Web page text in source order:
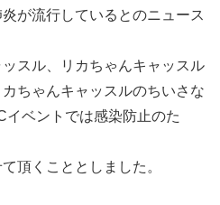
が流行しているとのニュース
スル、リカちゃんキャッスル
ちゃんキャッスルのちいさな
イベントでは感染防止のた
頂くこととしました。